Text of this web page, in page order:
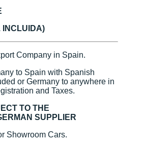
INCLUIDA)
Company in Spain.
to Spain with Spanish
or Germany to anywhere in
and Taxes.
TO THE
SUPPLIER
Showroom Cars.